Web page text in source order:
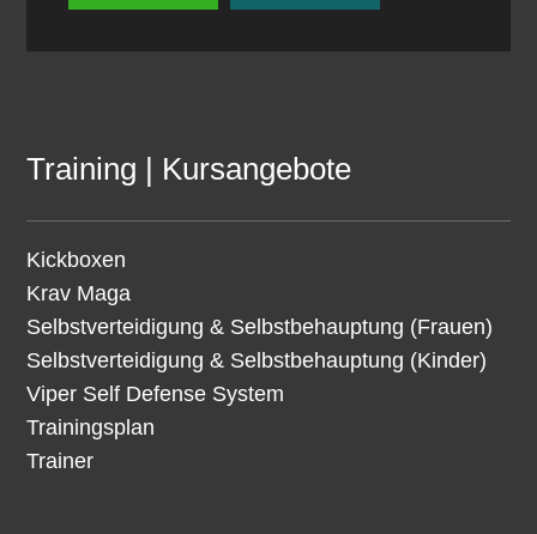
Training | Kursangebote
Kickboxen
Krav Maga
Selbstverteidigung & Selbstbehauptung (Frauen)
Selbstverteidigung & Selbstbehauptung (Kinder)
Viper Self Defense System
Trainingsplan
Trainer